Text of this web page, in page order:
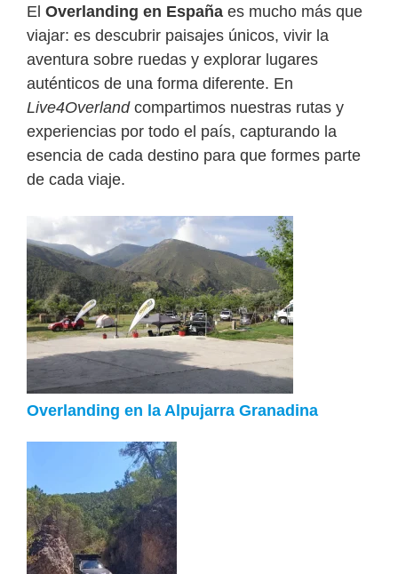
El Overlanding en España es mucho más que
viajar: es descubrir paisajes únicos, vivir la
aventura sobre ruedas y explorar lugares
auténticos de una forma diferente. En
Live4Overlandcompartimos nuestras rutas y
experiencias por todo el país, capturando la
esencia de cada destino para que formes parte
de cada viaje.
Overlanding en la Alpujarra Granadina